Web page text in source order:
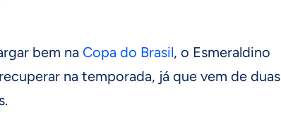
bem na Copa do Brasil, o Esmeraldino
na temporada, já que vem de duas